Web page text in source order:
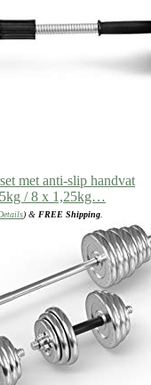
met anti-slip handvat
/ 8 x 1,25kg…
) & FREE Shipping